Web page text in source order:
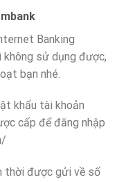
Banking
không sử dụng được,
bạn nhé.
khẩu tài khoản
cấp để đăng nhập
thời được gửi về số